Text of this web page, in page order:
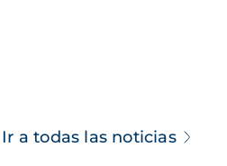
Ir a todas las noticias